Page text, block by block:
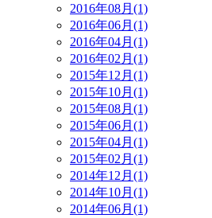
2016年08月(1)
2016年06月(1)
2016年04月(1)
2016年02月(1)
2015年12月(1)
2015年10月(1)
2015年08月(1)
2015年06月(1)
2015年04月(1)
2015年02月(1)
2014年12月(1)
2014年10月(1)
2014年06月(1)